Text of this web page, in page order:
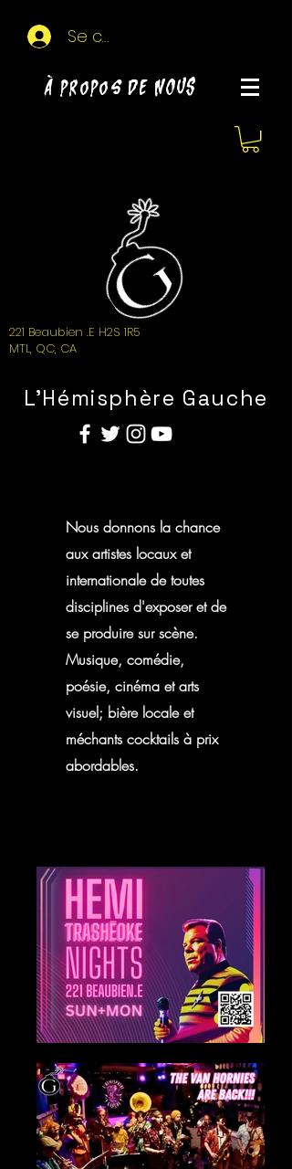
Se connecter
À propos de NOUS
221 Beaubien .E H2S 1R5
MTL, QC, CA
L'Hémisphère Gauche
Nous donnons la chance
aux artistes locaux et
internationale de toutes
disciplines d'exposer et de
se produire sur scène.
Musique, comédie,
poésie, cinéma et arts
visuel; bière locale et
méchants cocktails à prix
abordables.